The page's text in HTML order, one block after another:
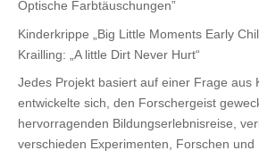
Optische Farbtäuschungen”
Kinderkrippe „Big Little Moments Early
Krailling: „A little Dirt Never Hurt“
Jedes Projekt basiert auf einer Frage aus
entwickelte sich, den Forschergeist
hervorragenden Bildungserlebnisreise,
verschieden Experimenten, Forschen und